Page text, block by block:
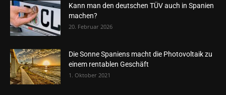
Kann man den deutschen TÜV auch in Spanien
machen?
20. Februar 2026
Die Sonne Spaniens macht die Photovoltaik zu
einem rentablen Geschäft
1. Oktober 2021